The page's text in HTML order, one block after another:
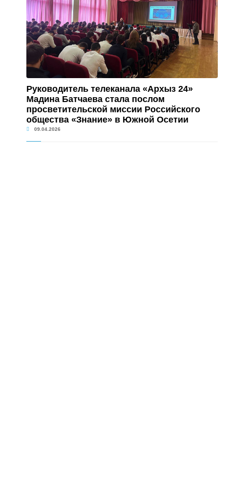
Руководитель телеканала «Архыз 24»
Мадина Батчаева стала послом
просветительской миссии Российского
общества «Знание» в Южной Осетии
09.04.2026